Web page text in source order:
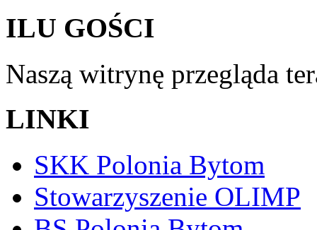
ILU GOŚCI
Naszą witrynę przegląda
LINKI
SKK Polonia Bytom
Stowarzyszenie OLIMP